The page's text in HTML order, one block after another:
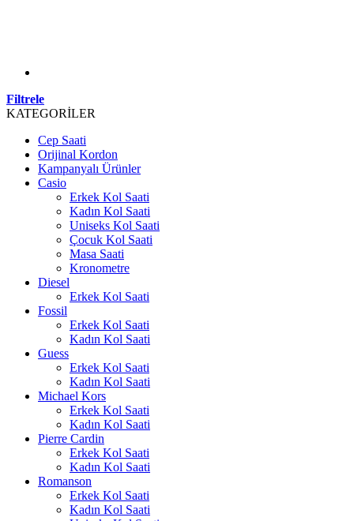
Filtrele
KATEGORİLER
Cep Saati
Orijinal Kordon
Kampanyalı Ürünler
Casio
Erkek Kol Saati
Kadın Kol Saati
Uniseks Kol Saati
Çocuk Kol Saati
Masa Saati
Kronometre
Diesel
Erkek Kol Saati
Fossil
Erkek Kol Saati
Kadın Kol Saati
Guess
Erkek Kol Saati
Kadın Kol Saati
Michael Kors
Erkek Kol Saati
Kadın Kol Saati
Pierre Cardin
Erkek Kol Saati
Kadın Kol Saati
Romanson
Erkek Kol Saati
Kadın Kol Saati